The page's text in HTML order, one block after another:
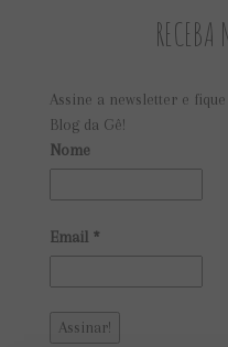
Assine a newsletter e
Blog da Gê!
Nome
Email *